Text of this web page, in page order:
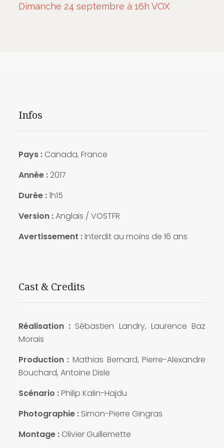
Dimanche 24 septembre à 16h VOX
Infos
Pays :Canada, France
Année :2017
Durée :1h15
Version :Anglais / VOSTFR
Avertissement :Interdit au moins de 16 ans
Cast & Credits
Réalisation : Sébastien Landry, Laurence Baz
Morais
Production : Mathias Bernard, Pierre-Alexandre
Bouchard, Antoine Disle
Scénario :Philip Kalin-Hajdu
Photographie : Simon-Pierre Gingras
Montage : Olivier Guillemette